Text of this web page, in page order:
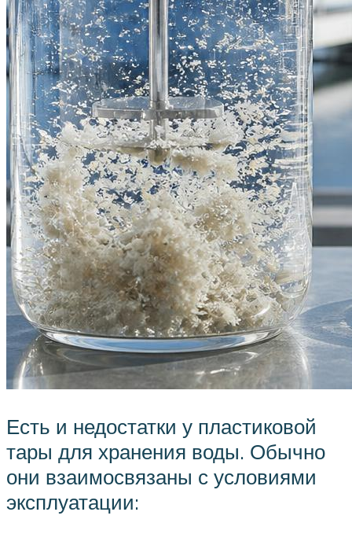
Есть и недостатки у пластиковой
тары для хранения воды. Обычно
они взаимосвязаны с условиями
эксплуатации: